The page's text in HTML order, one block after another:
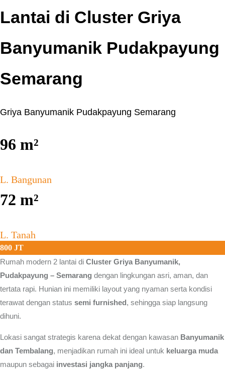
Lantai di Cluster Griya
Banyumanik Pudakpayung
Semarang
Griya Banyumanik Pudakpayung Semarang
96 m²
L. Bangunan
72 m²
L. Tanah
800 JT
Rumah modern 2 lantai di Cluster Griya Banyumanik,
Pudakpayung – Semarang dengan lingkungan asri, aman, dan
tertata rapi. Hunian ini memiliki layout yang nyaman serta kondisi
terawat dengan status semi furnished, sehingga siap langsung
dihuni.
Lokasi sangat strategis karena dekat dengan kawasan Banyumanik
dan Tembalang, menjadikan rumah ini ideal untuk keluarga muda
maupun sebagai investasi jangka panjang.